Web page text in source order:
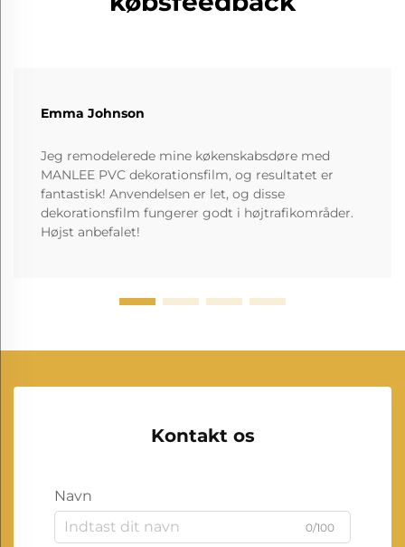
Emma Johnson
Jeg remodelerede mine køkenskabsdøre med
MANLEE PVC dekorationsfilm, og resultatet er
fantastisk! Anvendelsen er let, og disse
dekorationsfilm fungerer godt i højtrafikområder.
Højst anbefalet!
Kontakt os
Navn
0/100